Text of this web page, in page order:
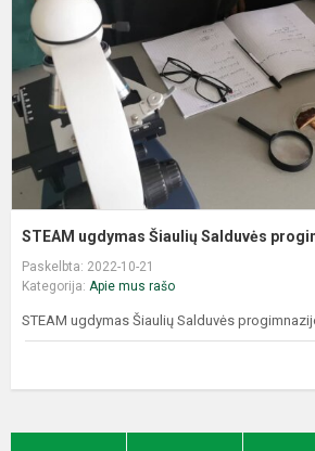
STEAM ugdymas Šiaulių Salduvės
Paskelbta: 2022-10-21
Kategorija: Apie mus rašo
STEAM ugdymas Šiaulių Salduvės